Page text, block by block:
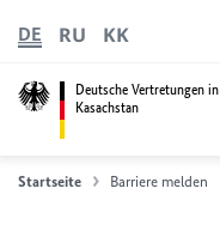
Deutsche Vertretungen in
Kasachstan
DE RU KK
Startseite Barriere melden